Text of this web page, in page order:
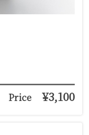
Price ¥3,100